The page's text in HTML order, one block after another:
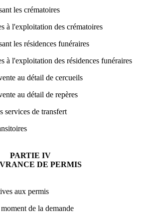
les crématoires
à l'exploitation des crématoires
les résidences funéraires
à l'exploitation des résidences funéraires
au détail de cercueils
au détail de repères
services de transfert
PARTIE IV
DE PERMIS
aux permis
de la demande